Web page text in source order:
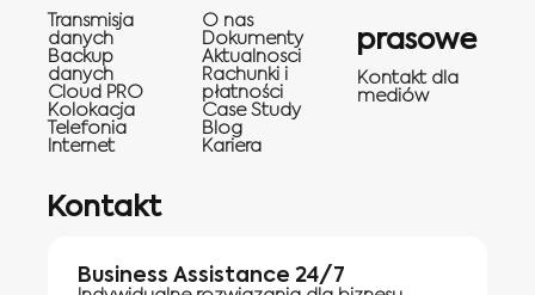
Transmisja
danych
Backup
danych
Cloud PRO
Kolokacja
Telefonia
Internet
O nas
Dokumenty
Aktualnosci
Rachunki i
płatności
Case Study
Blog
Kariera
prasowe
Kontakt dla
mediów
Kontakt
Business Assistance 24/7